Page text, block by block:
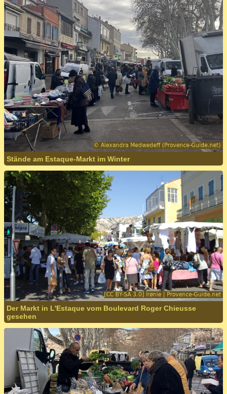
Stände am Estaque-Markt im Winter
Der Markt in L'Estaque vom Boulevard Roger Chieusse
gesehen